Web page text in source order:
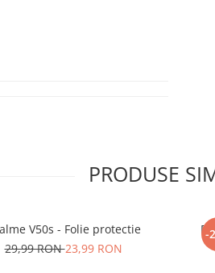
a
PRODUSE
V50s - Folie protectie
29,99 RON23,99 RON
-